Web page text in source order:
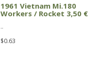
1961 Vietnam Mi.180
Workers / Rocket 3,50 €
..
$0.63